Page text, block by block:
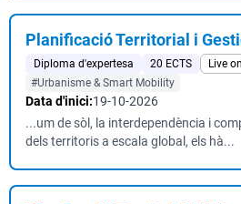
Planificació Territorial i
Diploma d'expertesa 20 ECTS
Live
#Urbanisme & Smart Mobility
Data d'inici:19-10-2026
...um de sòl, la interdependència i
dels territoris a escala global, els hà...